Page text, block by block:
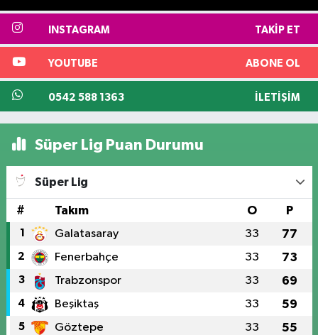
INSTAGRAM TAKIP ET
YOUTUBE ABONE OL
0542 588 1363 İLETIŞIM
Süper Lig Puan Durumu
Süper Lig
# Takım O P
1 Galatasaray 33 77
2 Fenerbahçe 33 73
3 Trabzonspor 33 69
4 Beşiktaş 33 59
5 Göztepe 33 55